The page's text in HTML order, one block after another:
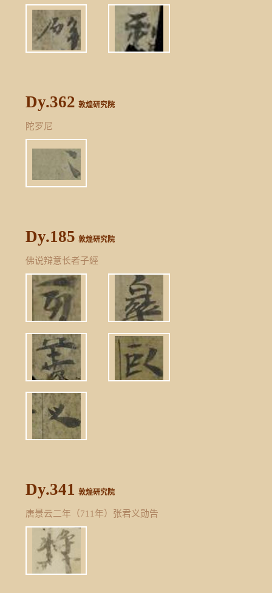
Dy.362 敦煌研究院
陀罗尼
Dy.185 敦煌研究院
佛说辩意长者子經
Dy.341 敦煌研究院
唐景云二年（711年）张君义勋告